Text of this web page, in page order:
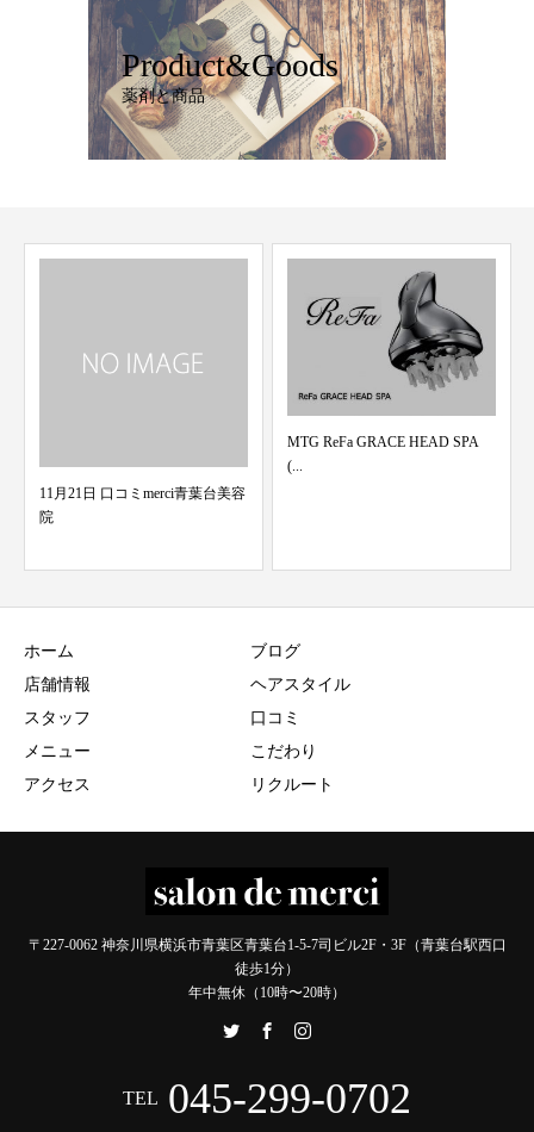
Product&Goods
薬剤と商品
(...
ホーム
店舗情報
スタッフ
メニュー
アクセス
ブログ
ヘアスタイル
口コミ
こだわり
リクルート
〒227-0062 神奈川県横浜市青葉区青葉台1-5-7司ビル2F・3F（青葉台駅西口
徒歩1分）
年中無休（10時〜20時）
TEL 045-299-0702